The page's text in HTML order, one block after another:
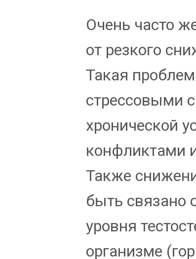
Очень часто
от резкого
Такая
стрессовыми
хронической
конфликтами
Также
быть связано
уровня
организме